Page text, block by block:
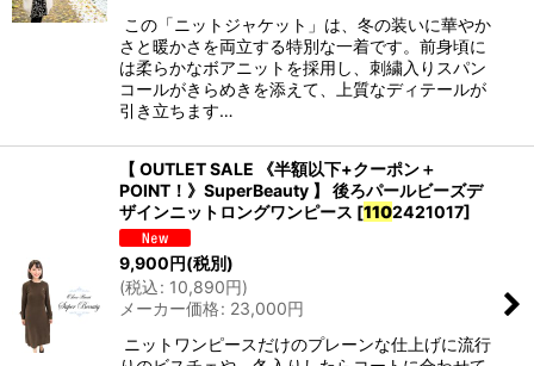
この「ニットジャケット」は、冬の装いに華やか
さと暖かさを両立する特別な一着です。前身頃に
は柔らかなボアニットを採用し、刺繍入りスパン
コールがきらめきを添えて、上質なディテールが
引き立ちます…
【 OUTLET SALE 《半額以下+クーポン＋
POINT！》SuperBeauty 】 後ろパールビーズデ
ザインニットロングワンピース [1102421017]
9,900円(税別)
(税込: 10,890円)
メーカー価格: 23,000円
ニットワンピースだけのプレーンな仕上げに流行